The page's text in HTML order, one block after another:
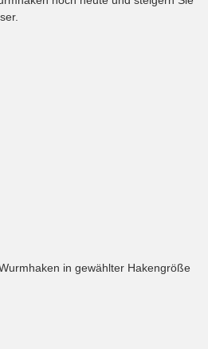
in gewählter Hakengröße